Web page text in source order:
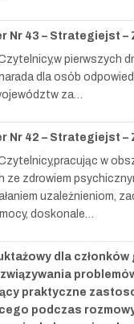
Nr 43 – Strategiejst –
pierwszych
dla osób
za…
Nr 42 – Strategiejst –
w
ze zdrowiem
uzależnieniom,
doskonale…
dla członków
praktyczne
podczas